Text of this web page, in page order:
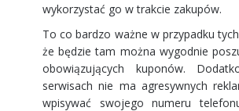
wykorzystać go w trakcie zakupów.
To co bardzo ważne w przypadku
że będzie tam można wygodnie
obowiązujących kuponów.
serwisach nie ma agresywnych
wpisywać swojego numeru